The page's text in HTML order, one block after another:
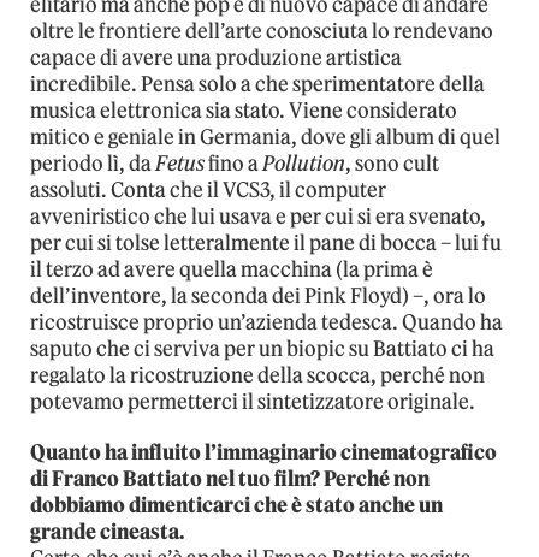
oltre le frontiere dell’arte conosciuta lo rendevano
capace di avere una produzione artistica
incredibile. Pensa solo a che sperimentatore della
musica elettronica sia stato. Viene considerato
mitico e geniale in Germania, dove gli album di quel
periodo lì, daFetusfino aPollution, sono cult
assoluti. Conta che il VCS3, il computer
avveniristico che lui usava e per cui si era svenato,
per cui si tolse letteralmente il pane di bocca – lui fu
il terzo ad avere quella macchina (la prima è
dell’inventore, la seconda dei Pink Floyd) –, ora lo
ricostruisce proprio un’azienda tedesca. Quando ha
saputo che ci serviva per un biopic su Battiato ci ha
regalato la ricostruzione della scocca, perché non
potevamo permetterci il sintetizzatore originale.
Quanto ha influito l’immaginario cinematografico
di Franco Battiato nel tuo film? Perché non
dobbiamo dimenticarci che è stato anche un
grande cineasta.